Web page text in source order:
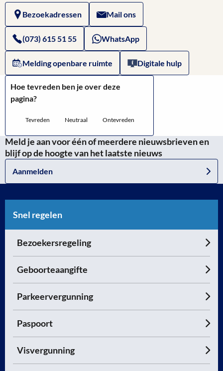
Bezoekadressen Mail ons
(073) 615 51 55 WhatsApp
Melding openbare ruimte Digitale hulp
Hoe tevreden ben je over deze
pagina?
Tevreden Neutraal Ontevreden
Meld je aan voor één of meerdere nieuwsbrieven en
blijf op de hoogte van het laatste nieuws
Aanmelden
Snel regelen
Bezoekersregeling
Geboorteaangifte
Parkeervergunning
Paspoort
Visvergunning